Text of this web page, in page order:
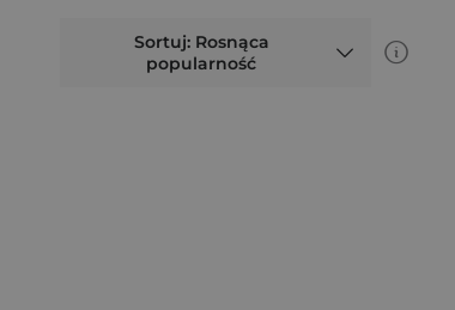
Sortuj: Rosnąca
popularność